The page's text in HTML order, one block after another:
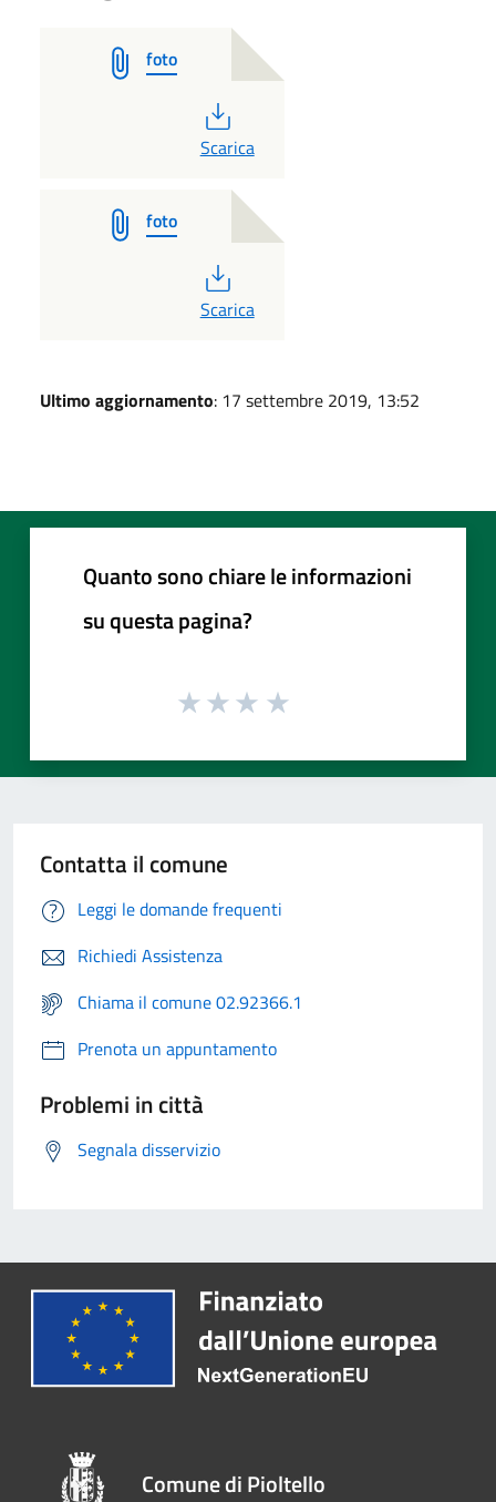
foto
PDF
Scarica
foto
PDF
Scarica
Ultimo aggiornamento: 17 settembre 2019, 13:52
Quanto sono chiare le informazioni
su questa pagina?
Contatta il comune
Leggi le domande frequenti
Richiedi Assistenza
Chiama il comune 02.92366.1
Prenota un appuntamento
Problemi in città
Segnala disservizio
Comune di Pioltello